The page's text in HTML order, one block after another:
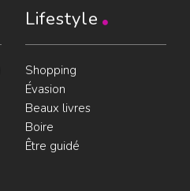
Lifestyle
Shopping
Évasion
Beaux livres
Boire
Être guidé